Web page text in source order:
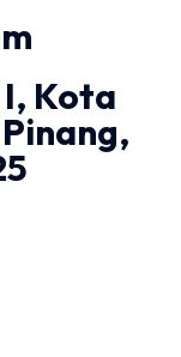
Kota